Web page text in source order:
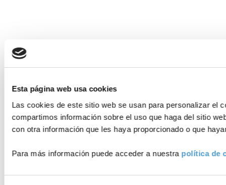
Esta página web usa cookies
Las cookies de este sitio web se usan para personalizar el
compartimos información sobre el uso que haga del sitio
con otra información que les haya proporcionado o que
Para más información puede acceder a nuestra política de